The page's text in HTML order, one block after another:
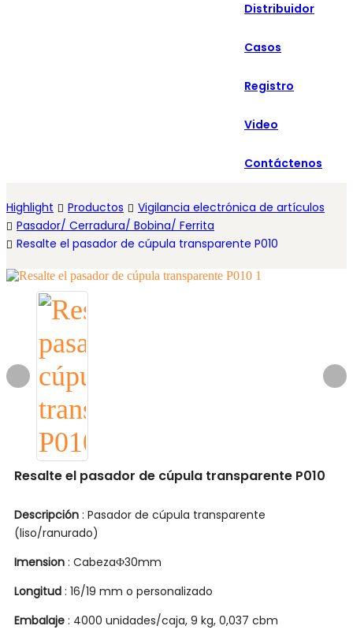
Español
Distribuidor
Casos
Registro
Video
Contáctenos
Highlight Productos
Vigilancia electrónica de artículos
Pasador/ Cerradura/ Bobina/ Ferrita
Resalte el pasador de cúpula transparente P010
Resalte el pasador de cúpula transparente P010
Descripción : Pasador de cúpula transparente
(liso/ranurado)
Imension : CabezaФ30mm
Longitud : 16/19 mm o personalizado
Embalaje : 4000 unidades/caja, 9 kg, 0,037 cbm